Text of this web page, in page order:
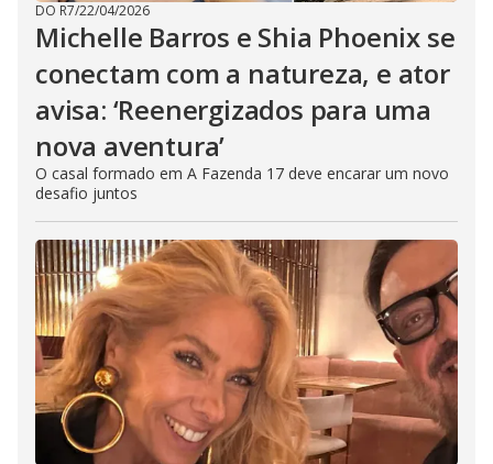
DO R7/22/04/2026
Michelle Barros e Shia Phoenix se
conectam com a natureza, e ator
avisa: ‘Reenergizados para uma
nova aventura’
O casal formado em A Fazenda 17 deve encarar um novo
desafio juntos